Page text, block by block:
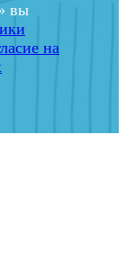
вы
на